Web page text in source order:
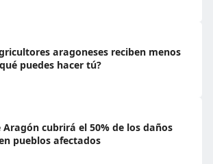
aragoneses reciben menos
puedes hacer tú?
Aragón cubrirá el 50% de los daños
pueblos afectados